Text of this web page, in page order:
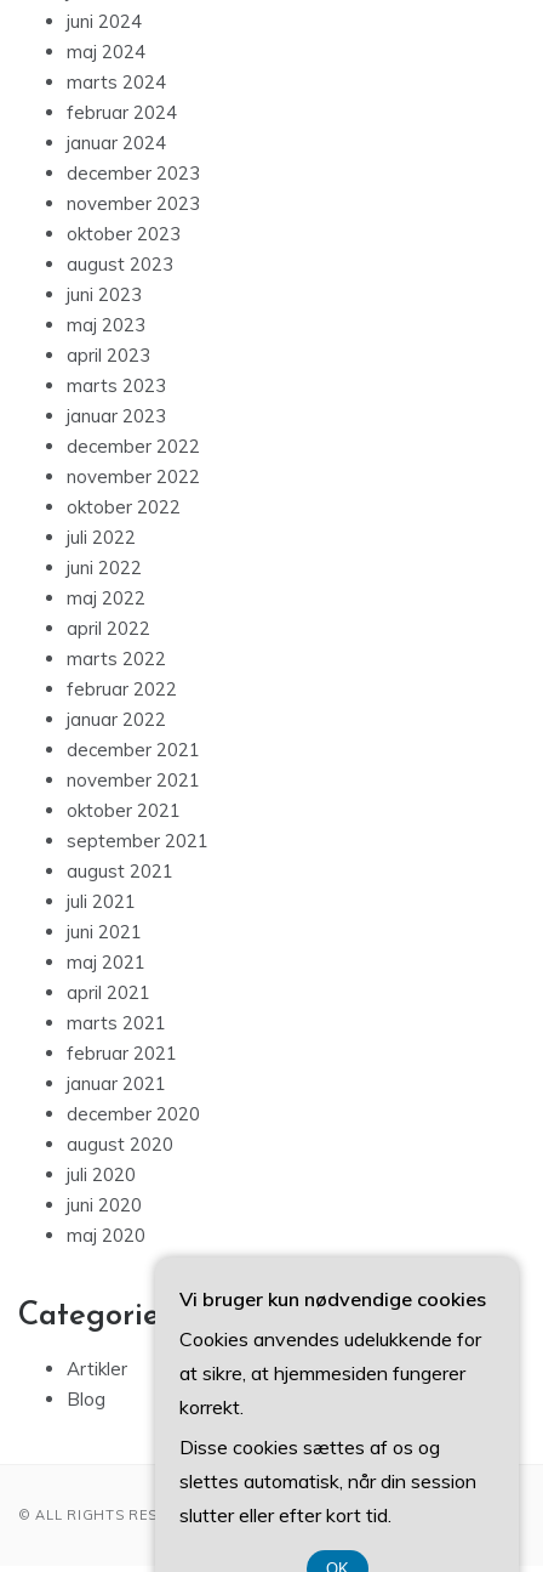
juni 2024
maj 2024
marts 2024
februar 2024
januar 2024
december 2023
november 2023
oktober 2023
august 2023
juni 2023
maj 2023
april 2023
marts 2023
januar 2023
december 2022
november 2022
oktober 2022
juli 2022
juni 2022
maj 2022
april 2022
marts 2022
februar 2022
januar 2022
december 2021
november 2021
oktober 2021
september 2021
august 2021
juli 2021
juni 2021
maj 2021
april 2021
marts 2021
februar 2021
januar 2021
december 2020
august 2020
juli 2020
juni 2020
maj 2020
Categories
Artikler
Blog
© ALL RIGHTS RESERVED 2022
Vi bruger kun nødvendige cookies
Cookies anvendes udelukkende for
at sikre, at hjemmesiden fungerer
korrekt.
Disse cookies sættes af os og
slettes automatisk, når din session
slutter eller efter kort tid.